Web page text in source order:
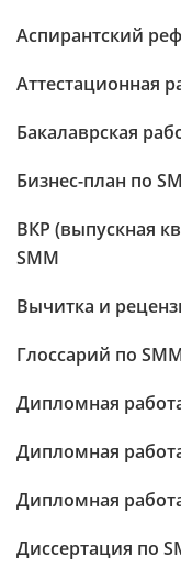
Аспирантский
Аттестационная
Бакалаврская
Бизнес-план по
ВКР (выпускная
SMM
Вычитка и
Глоссарий по
Дипломная
Дипломная
Дипломная
Диссертация по